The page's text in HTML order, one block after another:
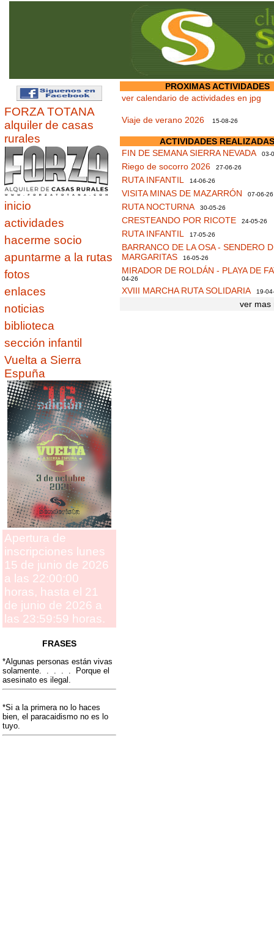
FORZA TOTANA
alquiler de casas
rurales
inicio
actividades
hacerme socio
apuntarme a la rutas
fotos
enlaces
noticias
biblioteca
sección infantil
Vuelta a Sierra
Espuña
Apertura de
inscripciones lunes
15 de junio de 2026
a las 22:00:00
horas, hasta el 21
de junio de 2026 a
las 23:59:59 horas.
FRASES
*Algunas personas están vivas
solamente. . . . . Porque el
asesinato es ilegal.
*Si a la primera no lo haces
bien, el paracaidismo no es lo
tuyo.
PROXIMAS ACTIVIDADES
ver calendario de actividades en jpg
Viaje de verano 2026 15-08-26
ACTIVIDADES REALIZADAS
FIN DE SEMANA SIERRA NEVADA 03-
Riego de socorro 2026 27-06-26
RUTA INFANTIL 14-06-26
VISITA MINAS DE MAZARRÓN 07-06-26
RUTA NOCTURNA 30-05-26
CRESTEANDO POR RICOTE 24-05-26
RUTA INFANTIL 17-05-26
BARRANCO DE LA OSA - SENDERO
MARGARITAS 16-05-26
MIRADOR DE ROLDÁN - PLAYA DE
04-26
XVIII MARCHA RUTA SOLIDARIA 19-
ver mas